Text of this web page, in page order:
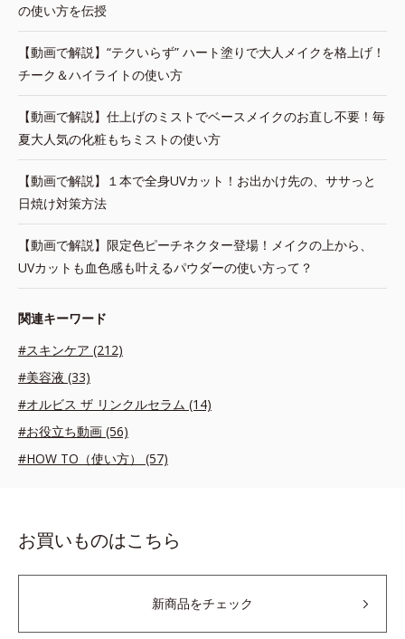
の使い方を伝授
【動画で解説】“テクいらず” ハート塗りで大人メイクを格上げ！
チーク＆ハイライトの使い方
【動画で解説】仕上げのミストでベースメイクのお直し不要！毎
夏大人気の化粧もちミストの使い方
【動画で解説】１本で全身UVカット！お出かけ先の、ササっと
日焼け対策方法
【動画で解説】限定色ピーチネクター登場！メイクの上から、
UVカットも血色感も叶えるパウダーの使い方って？
関連キーワード
#スキンケア (212)
#美容液 (33)
#オルビス ザ リンクルセラム (14)
#お役立ち動画 (56)
#HOW TO（使い方） (57)
お買いものはこちら
新商品をチェック